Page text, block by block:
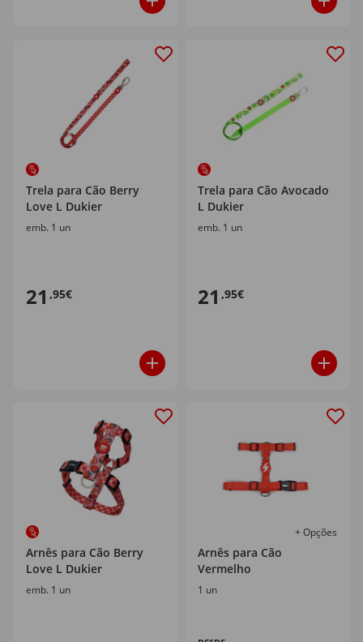
Trela para Cão Berry
Love L Dukier
emb. 1 un
21 ,95€
Trela para Cão Avocado
L Dukier
emb. 1 un
21 ,95€
Arnês para Cão Berry
Love L Dukier
emb. 1 un
+ Opções
Arnês para Cão
Vermelho
1 un